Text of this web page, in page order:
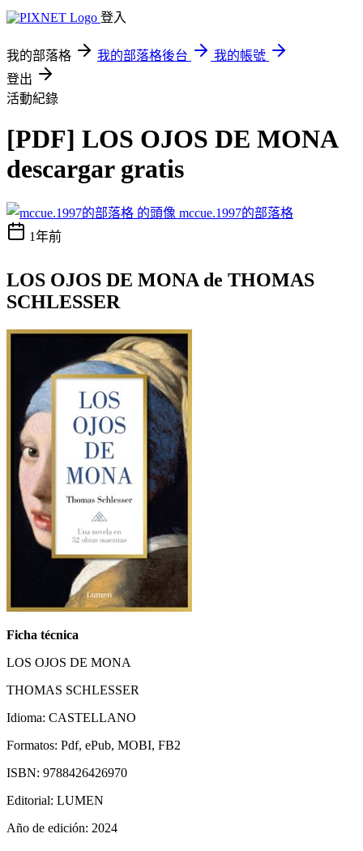
登入
我的部落格 我的部落格後台
我的帳號
登出
活動紀錄
[PDF] LOS OJOS DE MONA
descargar gratis
mccue.1997的部落格
1年前
LOS OJOS DE MONA de THOMAS
SCHLESSER
Ficha técnica
LOS OJOS DE MONA
THOMAS SCHLESSER
Idioma: CASTELLANO
Formatos: Pdf, ePub, MOBI, FB2
ISBN: 9788426426970
Editorial: LUMEN
Año de edición: 2024